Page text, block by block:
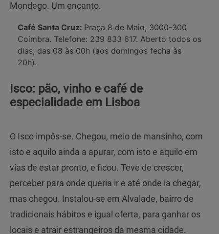
Mondego. Um encanto.
Café Santa Cruz: Praça 8 de Maio, 3000-300
Coimbra. Telefone: 239 833 617. Aberto todos os
dias, das 08 às 00h (aos domingos fecha às
20h).
Isco: pão, vinho e café de
especialidade em Lisboa
O Isco impôs-se. Chegou, meio de mansinho, com
isto e aquilo ainda a apurar, com isto e aquilo em
vias de estar pronto, e ficou. Teve de crescer,
perceber para onde queria ir e até onde ia chegar,
mas chegou. Instalou-se em Alvalade, bairro de
tradicionais hábitos e igual oferta, para ganhar os
locais e atrair estrangeiros da mesma cidade.